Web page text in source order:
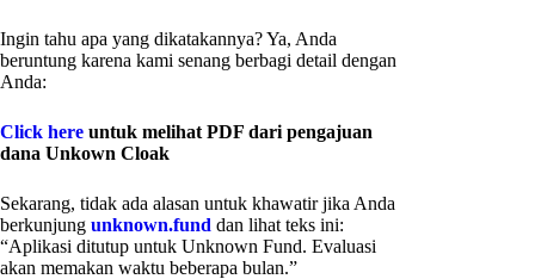
Ingin tahu apa yang dikatakannya? Ya, Anda
beruntung karena kami senang berbagi detail dengan
Anda:
Click here untuk melihat PDF dari pengajuan
dana Unkown Cloak
Sekarang, tidak ada alasan untuk khawatir jika Anda
berkunjung unknown.fund dan lihat teks ini:
“Aplikasi ditutup untuk Unknown Fund. Evaluasi
akan memakan waktu beberapa bulan.”